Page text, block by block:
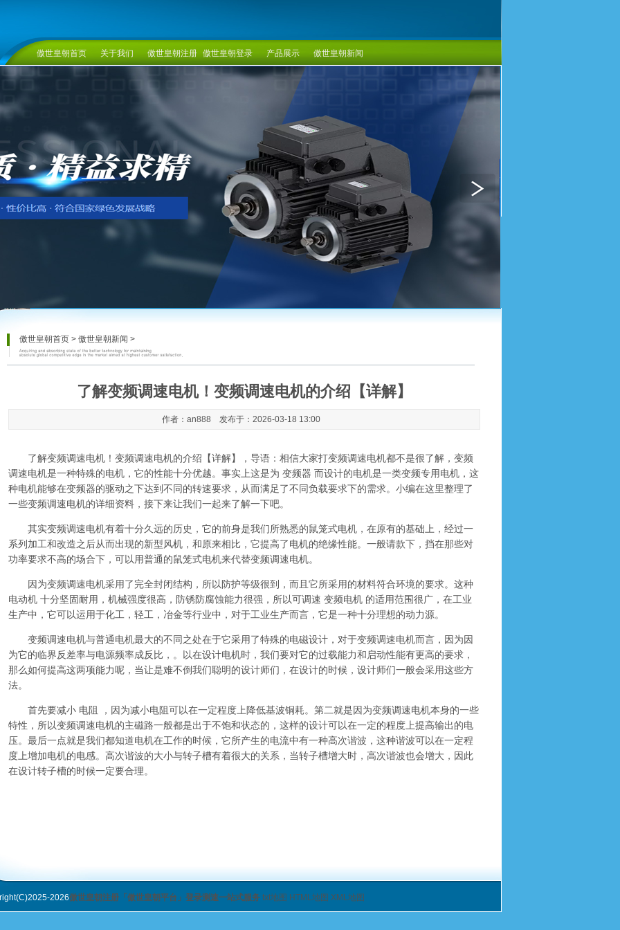
傲世皇朝首页 关于我们 傲世皇朝注册 傲世皇朝登录 产品展示 傲世皇朝新闻
傲世皇朝首页 > 傲世皇朝新闻 >
了解变频调速电机！变频调速电机的介绍【详解】
作者：an888 发布于：2026-03-18 13:00
了解变频调速电机！变频调速电机的介绍【详解】
，导语：相信大家打变频调速电机都不是很了解，变频
调速电机是一种特殊的电机，它的性能十分优越。事实上这是为 变频器 而设计的电机是一类变频专用电机，这
种电机能够在变频器的驱动之下达到不同的转速要求，从而满足了不同负载要求下的需求。小编在这里整理了
一些变频调速电机的详细资料，接下来让我们一起来了解一下吧。
其实变频调速电机有着十分久远的历史，它的前身是我们所熟悉的鼠笼式电机，在原有的基础上，经过一
系列加工和改造之后从而出现的新型风机，和原来相比，它提高了电机的绝缘性能。一般请款下，挡在那些对
功率要求不高的场合下，可以用普通的鼠笼式电机来代替变频调速电机。
因为变频调速电机采用了完全封闭结构，所以防护等级很到，而且它所采用的材料符合环境的要求。这种
电动机 十分坚固耐用，机械强度很高，防锈防腐蚀能力很强，所以可调速 变频电机 的适用范围很广，在工业
生产中，它可以运用于化工，轻工，冶金等行业中，对于工业生产而言，它是一种十分理想的动力源。
变频调速电机与普通电机最大的不同之处在于它采用了特殊的电磁设计，对于变频调速电机而言，因为因
为它的临界反差率与电源频率成反比，。以在设计电机时，我们要对它的过载能力和启动性能有更高的要求，
那么如何提高这两项能力呢，当让是难不倒我们聪明的设计师们，在设计的时候，设计师们一般会采用这些方
法。
首先要减小 电阻 ，因为减小电阻可以在一定程度上降低基波铜耗。第二就是因为变频调速电机本身的一些
特性，所以变频调速电机的主磁路一般都是出于不饱和状态的，这样的设计可以在一定的程度上提高输出的电
压。最后一点就是我们都知道电机在工作的时候，它所产生的电流中有一种高次谐波，这种谐波可以在一定程
度上增加电机的电感。高次谐波的大小与转子槽有着很大的关系，当转子槽增大时，高次谐波也会增大，因此
在设计转子槽的时候一定要合理。
2026傲世皇朝注册「傲世皇朝平台」登录测速一站式服务 txt地图 HTML地图 XML地图